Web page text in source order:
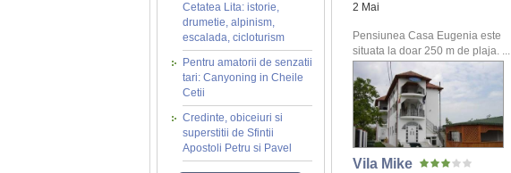
Cetatea Lita: istorie,
drumetie, alpinism,
escalada, cicloturism
Pentru amatorii de senzatii
tari: Canyoning in Cheile
Cetii
Credinte, obiceiuri si
superstitii de Sfintii
Apostoli Petru si Pavel
2 Mai
Pensiunea Casa Eugenia este
situata la doar 250 m de plaja. ...
Vila Mike